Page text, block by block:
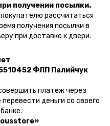
получении посылки.
рассчитаться
получения посылки в
при доставке к двери.
ФЛП Палийчук
платеж через
деньги со своего